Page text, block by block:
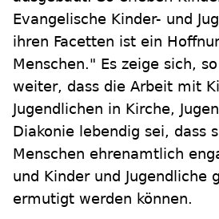
Evangelische Kinder- und
ihren Facetten ist ein
Menschen." Es zeige sich,
weiter, dass die Arbeit mit
Jugendlichen in Kirche,
Diakonie lebendig sei, dass
Menschen ehrenamtlich
und Kinder und Jugendliche
ermutigt werden können.